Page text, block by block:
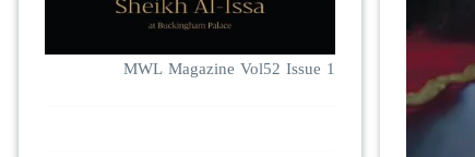
MWL Magazine Vol52 Issue 1